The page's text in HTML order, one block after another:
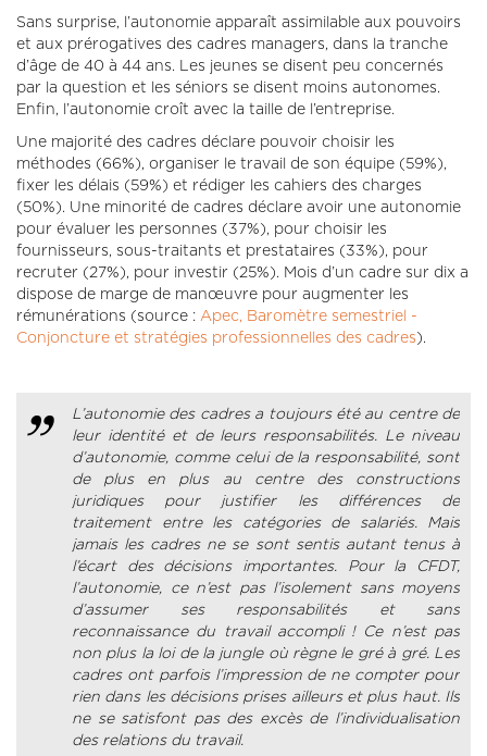
Sans surprise, l’autonomie apparaît assimilable aux pouvoirs
et aux prérogatives des cadres managers, dans la tranche
d’âge de 40 à 44 ans. Les jeunes se disent peu concernés
par la question et les séniors se disent moins autonomes.
Enfin, l’autonomie croît avec la taille de l’entreprise.
Une majorité des cadres déclare pouvoir choisir les
méthodes (66%), organiser le travail de son équipe (59%),
fixer les délais (59%) et rédiger les cahiers des charges
(50%). Une minorité de cadres déclare avoir une autonomie
pour évaluer les personnes (37%), pour choisir les
fournisseurs, sous-traitants et prestataires (33%), pour
recruter (27%), pour investir (25%). Mois d’un cadre sur dix a
dispose de marge de manœuvre pour augmenter les
rémunérations (source : Apec, Baromètre semestriel -
Conjoncture et stratégies professionnelles des cadres).
L’autonomie des cadres a toujours été au centre de
leur identité et de leurs responsabilités. Le niveau
d’autonomie, comme celui de la responsabilité, sont
de plus en plus au centre des constructions
juridiques pour justifier les différences de
traitement entre les catégories de salariés. Mais
jamais les cadres ne se sont sentis autant tenus à
l’écart des décisions importantes. Pour la CFDT,
l’autonomie, ce n’est pas l’isolement sans moyens
d’assumer ses responsabilités et sans
reconnaissance du travail accompli ! Ce n’est pas
non plus la loi de la jungle où règne le gré à gré. Les
cadres ont parfois l’impression de ne compter pour
rien dans les décisions prises ailleurs et plus haut. Ils
ne se satisfont pas des excès de l’individualisation
des relations du travail.